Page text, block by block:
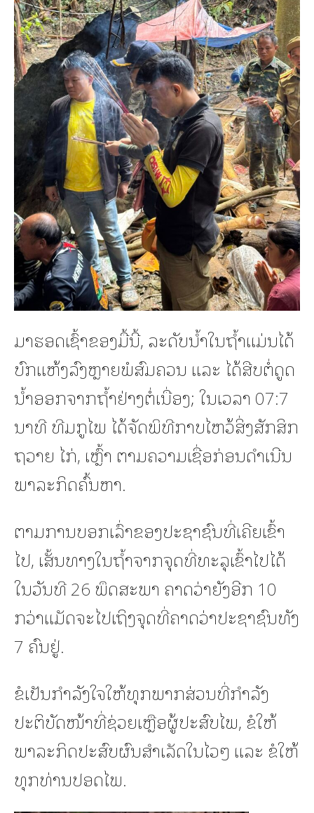
ມາຮອດເຊົ້າຂອງມື້ນີ້, ລະດັບນໍ້າໃນຖໍ້າແມ່ນໄດ້
ບົກແຫ້ງລົງຫຼາຍພໍສົມຄວນ ແລະ ໄດ້ສືບຕໍ່ດູດ
ນໍ້າອອກຈາກຖໍ້າຢ່າງຕໍ່ເນື່ອງ; ໃນເວລາ 07:7
ນາທີ ທີມກູໄພ ໄດ້ຈັດພິທີກາບໄຫວ້ສິ່ງສັກສິກ
ຖວາຍ ໄກ່, ເຫຼົ້າ ຕາມຄວາມເຊື່ອກ່ອນດຳເນີນ
ພາລະກິດຄົ້ນຫາ.
ຕາມການບອກເລົ່າຂອງປະຊາຊົນທີ່ເຄີຍເຂົ້າ
ໄປ, ເສັ້ນທາງໃນຖໍ້າຈາກຈຸດທີ່ທະລຸເຂົ້າໄປໄດ້
ໃນວັນທີ 26 ພຶດສະພາ ຄາດວ່າຍັງອີກ 10
ກວ່າແມັດຈະໄປເຖິງຈຸດທີ່ຄາດວ່າປະຊາຊົນທັງ
7 ຄົນຢູ່.
ຂໍເປັນກຳລັງໃຈໃຫ້ທຸກພາກສ່ວນທີ່ກຳລັງ
ປະຕິບັດໜ້າທີ່ຊ່ວຍເຫຼືອຜູ້ປະສົບໄພ, ຂໍໃຫ້
ພາລະກິດປະສົບຜົນສຳເລັດໃນໄວໆ ແລະ ຂໍໃຫ້
ທຸກທ່ານປອດໄພ.